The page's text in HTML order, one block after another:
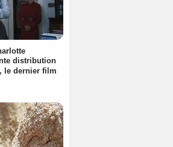
distribution
le dernier film